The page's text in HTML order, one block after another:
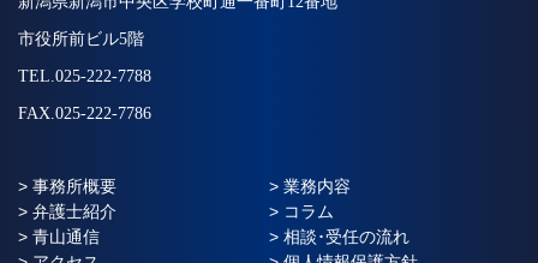
市役所前ビル5階
TEL.025-222-7788
FAX.025-222-7786
> 事務所概要
> 業務内容
> 弁護士紹介
> コラム
> 青山通信
> 相談･受任の流れ